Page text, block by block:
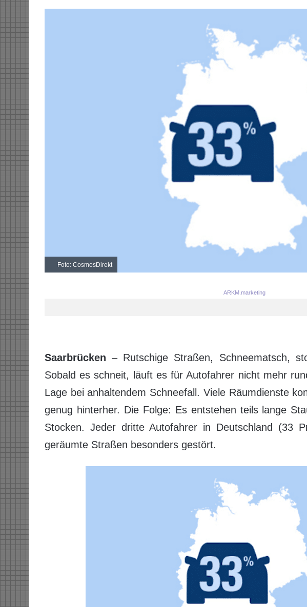
Foto: CosmosDirekt
ARKM.marketing
Saarbrücken – Rutschige Straßen, Schneematsch,
Sobald es schneit, läuft es für Autofahrer nicht mehr
Lage bei anhaltendem Schneefall. Viele Räumdienste
genug hinterher. Die Folge: Es entstehen teils lange
Stocken. Jeder dritte Autofahrer in Deutschland (33
geräumte Straßen besonders gestört.